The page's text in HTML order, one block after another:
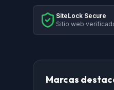
SiteLock Secure
Sitio web
Marcas